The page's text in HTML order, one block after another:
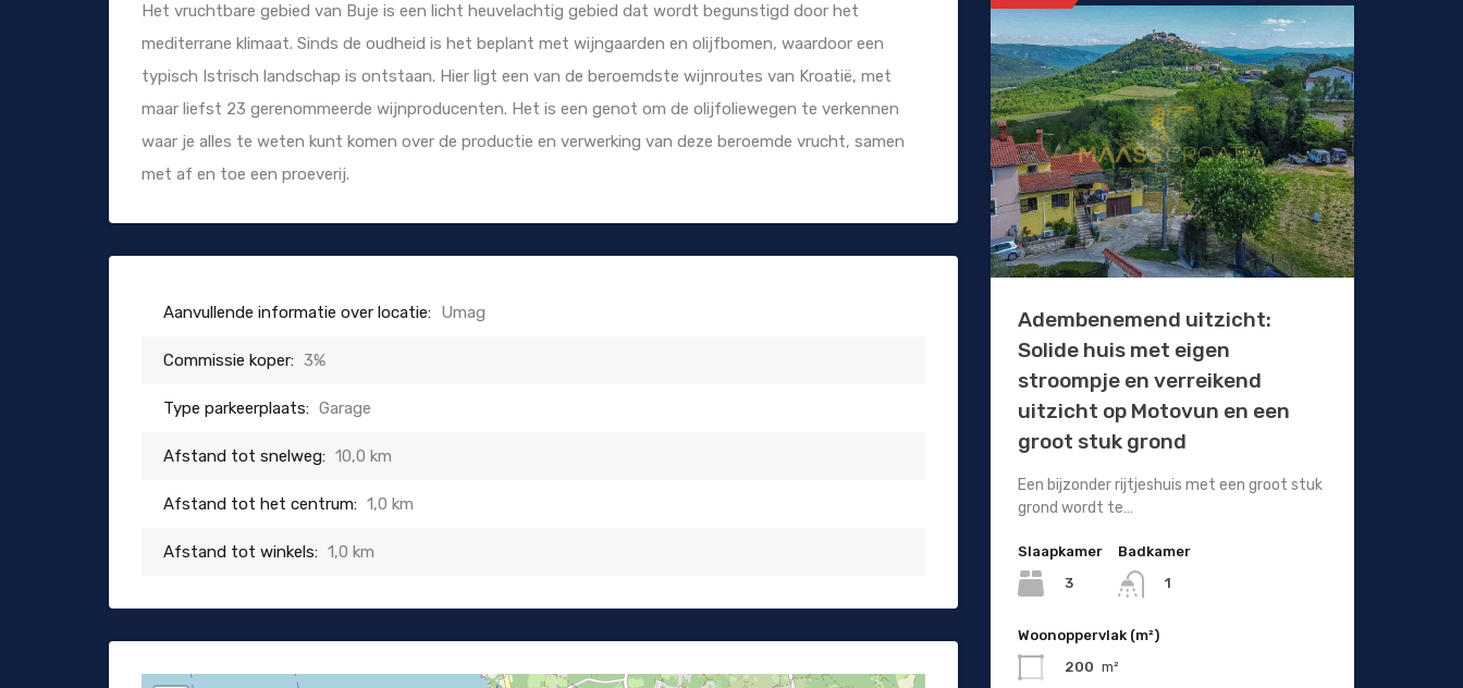
Het vruchtbare gebied van Buje is een licht heuvelachtig gebied dat wordt begunstigd door het
mediterrane klimaat. Sinds de oudheid is het beplant met wijngaarden en olijfbomen, waardoor een
typisch Istrisch landschap is ontstaan. Hier ligt een van de beroemdste wijnroutes van Kroatië, met
maar liefst 23 gerenommeerde wijnproducenten. Het is een genot om de olijfoliewegen te verkennen
waar je alles te weten kunt komen over de productie en verwerking van deze beroemde vrucht, samen
met af en toe een proeverij.
Aanvullende informatie over locatie: Umag
Commissie koper: 3%
Type parkeerplaats: Garage
Afstand tot snelweg: 10,0 km
Afstand tot het centrum: 1,0 km
Afstand tot winkels: 1,0 km
Adembenemend uitzicht:
Solide huis met eigen
stroompje en verreikend
uitzicht op Motovun en een
groot stuk grond
Een bijzonder rijtjeshuis met een groot stuk
grond wordt te…
Slaapkamer
3
Badkamer
1
Woonoppervlak (m²)
200 m²